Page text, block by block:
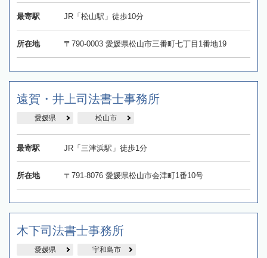
最寄駅 JR「松山駅」徒歩10分
所在地 〒790-0003 愛媛県松山市三番町七丁目1番地19
遠賀・井上司法書士事務所
愛媛県 松山市
最寄駅 JR「三津浜駅」徒歩1分
所在地 〒791-8076 愛媛県松山市会津町1番10号
木下司法書士事務所
愛媛県 宇和島市